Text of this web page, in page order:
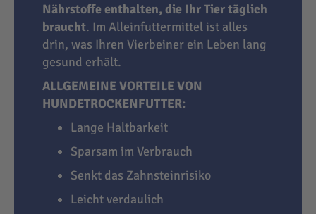
Nährstoffe enthalten, die Ihr Tier täglich
braucht. Im Alleinfuttermittel ist alles
drin, was Ihren Vierbeiner ein Leben lang
gesund erhält.
ALLGEMEINE VORTEILE VON
HUNDETROCKENFUTTER:
Lange Haltbarkeit
Sparsam im Verbrauch
Senkt das Zahnsteinrisiko
Leicht verdaulich